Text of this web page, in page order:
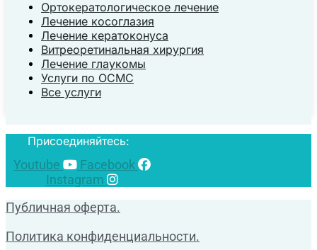
Ортокератологическое лечение
Лечение косоглазия
Лечение кератоконуса
Витреоретинальная хирургия
Лечение глаукомы
Услуги по ОСМС
Все услуги
Присоединяйтесь:
Youtube
Facebook
Instagram
Публичная оферта.
Политика конфиденциальности.